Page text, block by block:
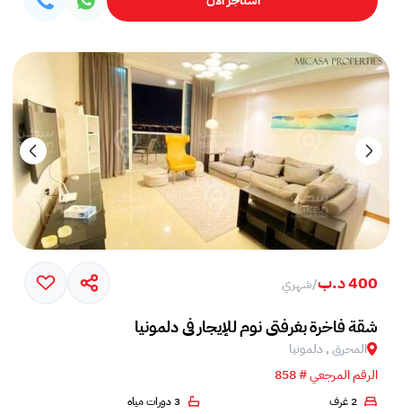
400 د.ب /شهري
شقة فاخرة بغرفتي نوم للإيجار في دلمونيا
المحرق , دلمونيا
الرقم المرجعي # 858
2 غرف 3 دورات مياه